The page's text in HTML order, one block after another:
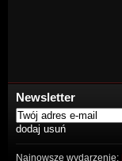
Newsletter
Najnowsze wydarzenie: